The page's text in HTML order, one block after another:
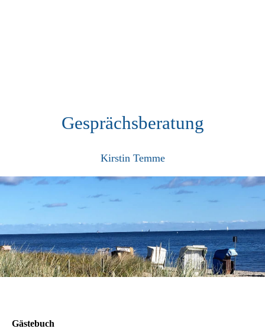
Gesprächsberatung
Kirstin Temme
Gästebuch